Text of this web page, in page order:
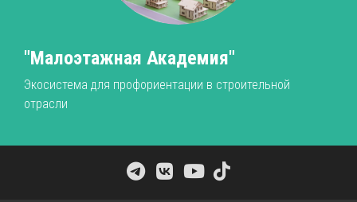
"Малоэтажная Академия"
Экосистема для профориентации в строительной
отрасли